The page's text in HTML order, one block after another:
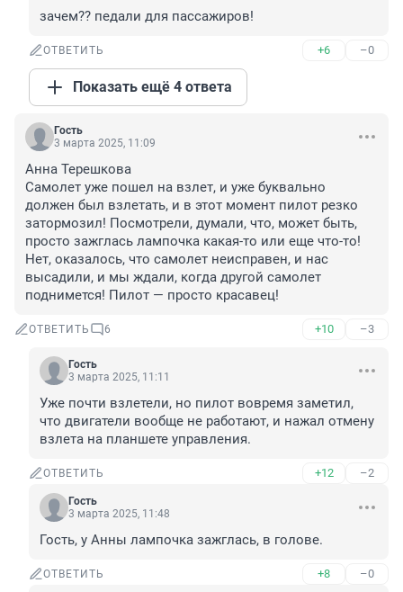
зачем?? педали для пассажиров!
ОТВЕТИТЬ +6 –0
Показать ещё 4 ответа
Гость
3 марта 2025, 11:09
Анна Терешкова
Самолет уже пошел на взлет, и уже буквально
должен был взлетать, и в этот момент пилот резко
затормозил! Посмотрели, думали, что, может быть,
просто зажглась лампочка какая-то или еще что-то!
Нет, оказалось, что самолет неисправен, и нас
высадили, и мы ждали, когда другой самолет
поднимется! Пилот — просто красавец!
ОТВЕТИТЬ 6 +10 –3
Гость
3 марта 2025, 11:11
Уже почти взлетели, но пилот вовремя заметил,
что двигатели вообще не работают, и нажал отмену
взлета на планшете управления.
ОТВЕТИТЬ +12 –2
Гость
3 марта 2025, 11:48
Гость, у Анны лампочка зажглась, в голове.
ОТВЕТИТЬ +8 –0